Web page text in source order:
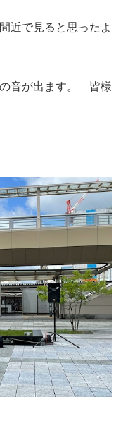
近で見ると思ったよ
音が出ます。 皆様